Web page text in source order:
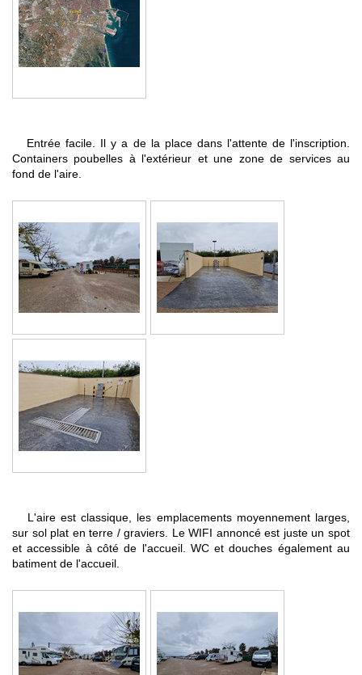
Entrée facile. Il y a de la place dans l'attente de l'inscription.
Containers poubelles à l'extérieur et une zone de services au
fond de l'aire.
L'aire est classique, les emplacements moyennement larges,
sur sol plat en terre / graviers. Le WIFI annoncé est juste un spot
et accessible à côté de l'accueil. WC et douches également au
batiment de l'accueil.